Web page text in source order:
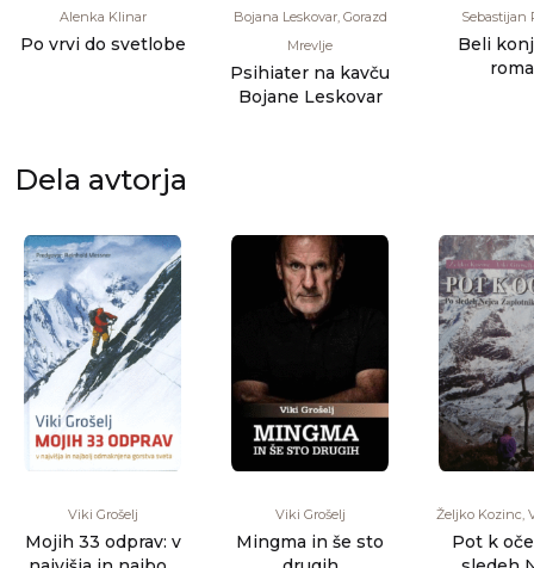
Alenka Klinar
Po vrvi do svetlobe
Bojana Leskovar, Gorazd
Mrevlje
Psihiater na kavču
Bojane Leskovar
Sebastijan
Beli
Dela avtorja
Viki Grošelj
Mojih 33 odprav: v
Viki Grošelj
Mingma in še sto
Željko Kozinc,
Pot k